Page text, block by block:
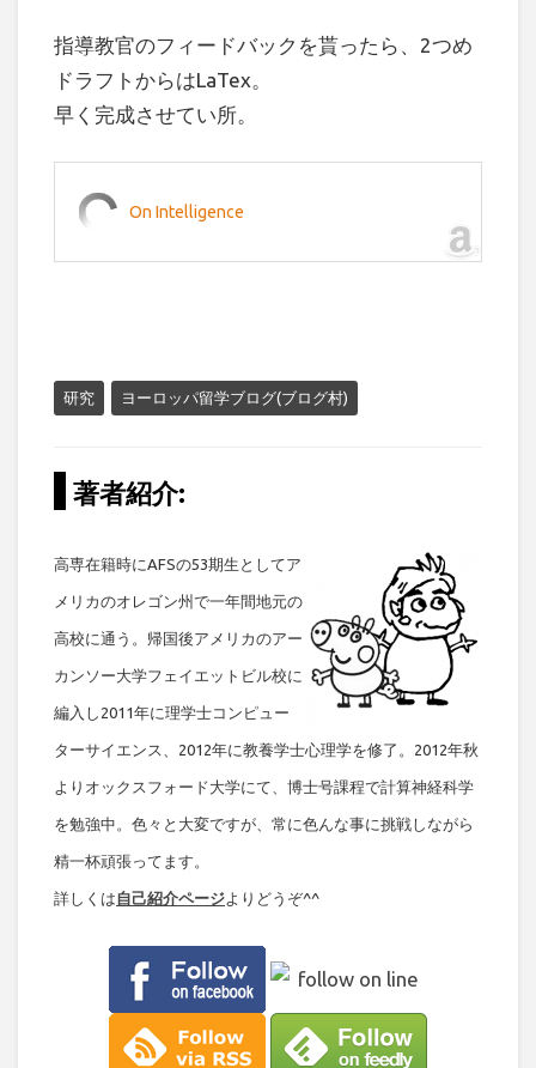
指導教官のフィードバックを貰ったら、2つめ
ドラフトからはLaTex。
早く完成させてい所。
On Intelligence
研究 ヨーロッパ留学ブログ(ブログ村)
著者紹介:
高専在籍時にAFSの53期生としてア
メリカのオレゴン州で一年間地元の
高校に通う。帰国後アメリカのアー
カンソー大学フェイエットビル校に
編入し2011年に理学士コンピュー
ターサイエンス、2012年に教養学士心理学を修了。2012年秋
よりオックスフォード大学にて、博士号課程で計算神経科学
を勉強中。色々と大変ですが、常に色んな事に挑戦しながら
精一杯頑張ってます。
詳しくは自己紹介ページよりどうぞ^^